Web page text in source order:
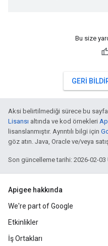
Bu size
GERI
Aksi belirtilmediği sürece bu
Lisansı altında ve kod örnekleri
lisanslanmıştır. Ayrıntılı bilgi için
göz atın. Java, Oracle ve/veya
Son güncelleme tarihi: 2026-02-03
Apigee hakkında
We're part of Google
Etkinlikler
İş Ortakları